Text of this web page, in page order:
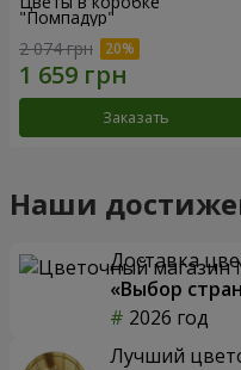
"Помпадур"
2 074 грн
Заказать
Наши
Доставка
«Выбор
2026 год
Лучший